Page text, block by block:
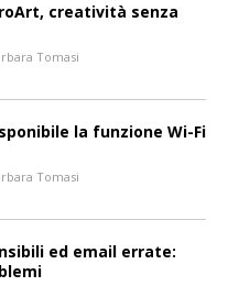
creatività senza
Tomasi
la funzione Wi-Fi
Tomasi
ed email errate: